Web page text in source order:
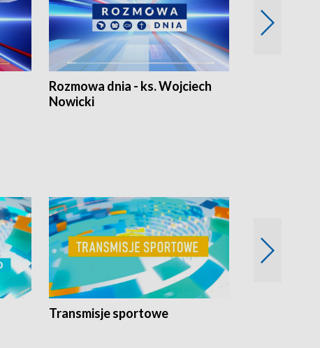
Rozmowa dnia - ks. Wojciech
Nowicki
Transmisje sportowe